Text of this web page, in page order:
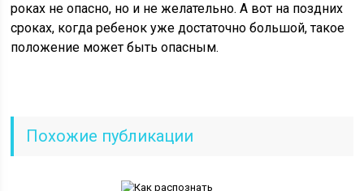
роках не опасно, но и не желательно. А вот на поздних
сроках, когда ребенок уже достаточно большой, такое
положение может быть опасным.
Похожие публикации